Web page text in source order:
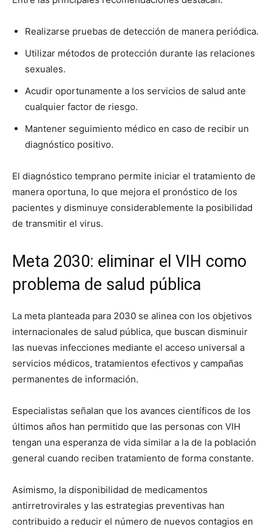
Realizarse pruebas de detección de manera periódica.
Utilizar métodos de protección durante las relaciones
sexuales.
Acudir oportunamente a los servicios de salud ante
cualquier factor de riesgo.
Mantener seguimiento médico en caso de recibir un
diagnóstico positivo.
El diagnóstico temprano permite iniciar el tratamiento de
manera oportuna, lo que mejora el pronóstico de los
pacientes y disminuye considerablemente la posibilidad
de transmitir el virus.
Meta 2030: eliminar el VIH como
problema de salud pública
La meta planteada para 2030 se alinea con los objetivos
internacionales de salud pública, que buscan disminuir
las nuevas infecciones mediante el acceso universal a
servicios médicos, tratamientos efectivos y campañas
permanentes de información.
Especialistas señalan que los avances científicos de los
últimos años han permitido que las personas con VIH
tengan una esperanza de vida similar a la de la población
general cuando reciben tratamiento de forma constante.
Asimismo, la disponibilidad de medicamentos
antirretrovirales y las estrategias preventivas han
contribuido a reducir el número de nuevos contagios en